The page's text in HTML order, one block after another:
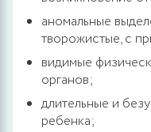
аномальные
творожистые, с
видимые
органов;
длительные и
ребенка;